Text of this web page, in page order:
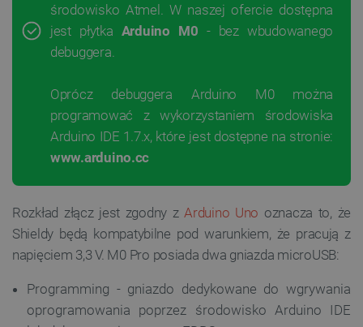
środowisko Atmel. W naszej ofercie dostępna
jest płytka Arduino M0 - bez wbudowanego
debuggera.
Oprócz debuggera Arduino M0 można
programować z wykorzystaniem środowiska
Arduino IDE 1.7.x, które jest dostępne na stronie:
www.arduino.cc
Rozkład złącz jest zgodny z Arduino Uno oznacza to, że
Shieldy będą kompatybilne pod warunkiem, że pracują z
napięciem 3,3 V. M0 Pro posiada dwa gniazda microUSB:
Programming - gniazdo dedykowane do wgrywania
oprogramowania poprzez środowisko Arduino IDE